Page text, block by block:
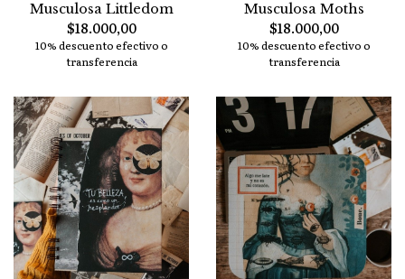
Musculosa Littledom
$18.000,00
10% descuento efectivo o
transferencia
Musculosa Moths
$18.000,00
10% descuento efectivo o
transferencia